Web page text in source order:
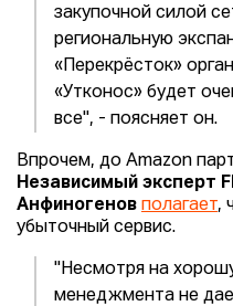
закупочной силой
региональную
«Перекрёсток»
«Утконос» будет
все", - поясняет он.
Впрочем, до Amazon
Независимый эксперт
Анфиногенов полагает,
убыточный сервис.
"Несмотря на
менеджмента не